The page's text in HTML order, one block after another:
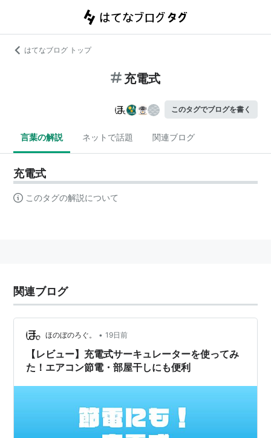
はてなブログ トップ
充電式
このタグでブログを書く
言葉の解説 ネットで話題 関連ブログ
充電式
このタグの解説について
関連ブログ
ほのぼのろぐ。 • 19日前
【レビュー】充電式サーキュレーターを使ってみ
た！エアコン節電・部屋干しにも便利